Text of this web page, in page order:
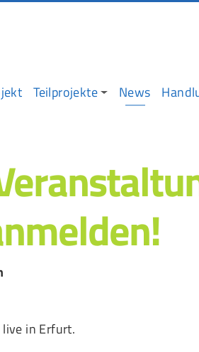
Teilprojekte News
in Erfurt.